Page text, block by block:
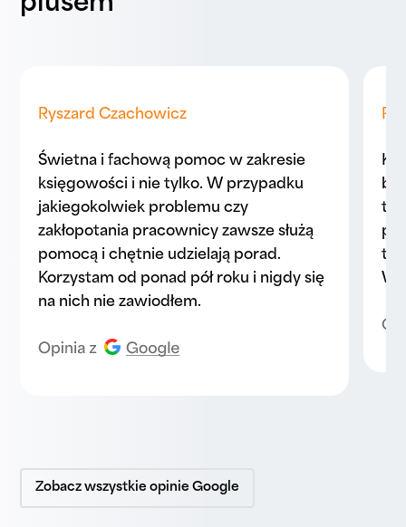
Ryszard Czachowicz
Świetna i fachową pomoc w zakresie
księgowości i nie tylko. W przypadku
jakiegokolwiek problemu czy
zakłopotania pracownicy zawsze służą
pomocą i chętnie udzielają porad.
Korzystam od ponad pół roku i nigdy się
na nich nie zawiodłem.
to
Zobacz wszystkie opinie Google